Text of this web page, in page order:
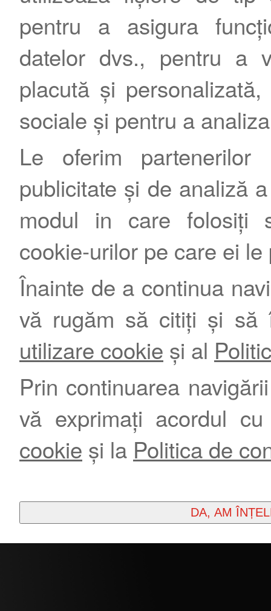
pentru a asigura
datelor dvs., pentru a
placută și
sociale și pentru a
Le oferim
publicitate și de analiză
modul in care folosiți
cookie-urilor pe care ei le
Înainte de a continua
vă rugăm să citiți și să
utilizare cookie și al
Prin continuarea
vă exprimați acordul
cookie și la Politica de
Contact|Termeni şi condiţii| Publicitate